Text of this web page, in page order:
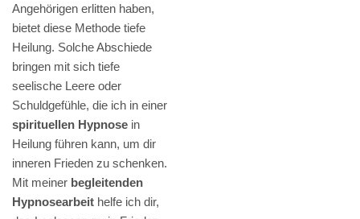
Angehörigen erlitten haben,
bietet diese Methode tiefe
Heilung. Solche Abschiede
bringen mit sich tiefe
seelische Leere oder
Schuldgefühle, die ich in einer
spirituellen Hypnose in
Heilung führen kann, um dir
inneren Frieden zu schenken.
Mit meiner begleitenden
Hypnosearbeit helfe ich dir,